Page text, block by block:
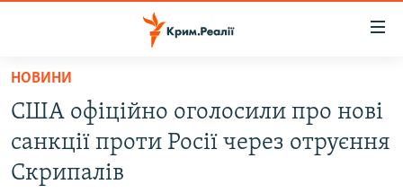
Перейти
основного
матеріалу
Перейти
до
ВОДА.КРИМ
ВІДЕО ТА ФОТО
НОВИНИ
США офіційно оголосили про нові
санкції проти Росії через отруєння
Скрипалів